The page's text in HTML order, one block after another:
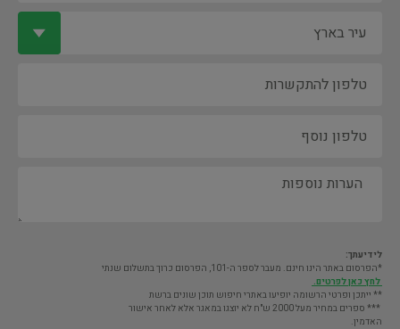
לידיעתך:
*הפרסום באתר הינו חינם. מעבר לספר ה-101, הפרסום כרוך בתשלום שנתי
לחץ כאן לפרטים.
** ייתכן ופרטי הרשומה יופיעו באתרי חיפוש תוכן שונים ברשת
*** ספרים במחיר מעל 2000 ש"ח לא יוצגו במאגר אלא לאחר אישור
האדמין.